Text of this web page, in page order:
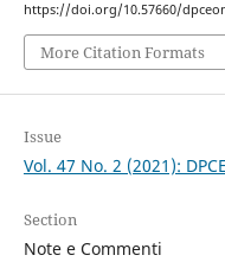
https://doi.org/10.57660/
More Citation Formats
Issue
Vol. 47 No. 2 (2021):
Section
Note e Commenti